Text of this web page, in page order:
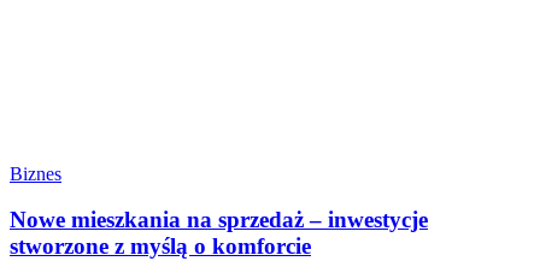
Biznes
Nowe mieszkania na sprzedaż – inwestycje
stworzone z myślą o komforcie